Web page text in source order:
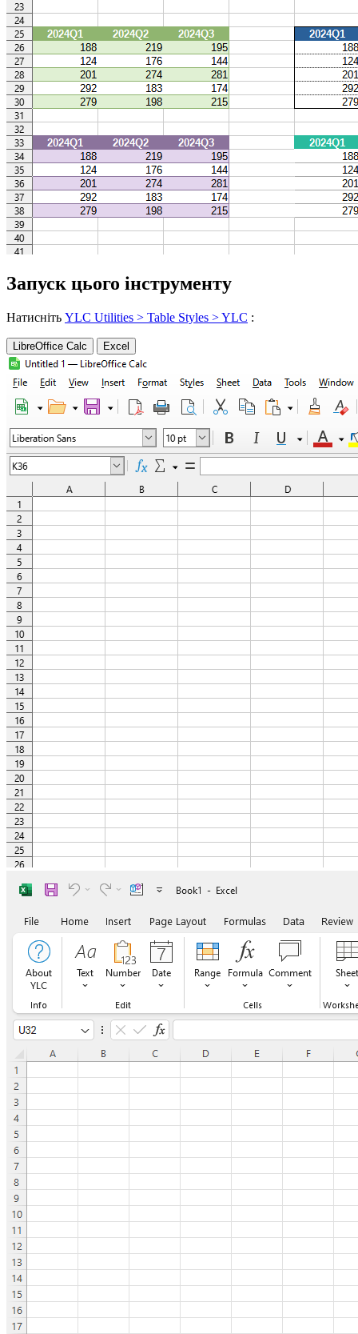
Запуск цього інструменту
Натисніть YLC Utilities > Table Styles > YLC :
LibreOffice Calc Excel